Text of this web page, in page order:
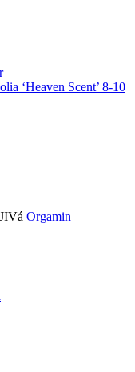
‘Heaven Scent’ 8-10
Orgamin